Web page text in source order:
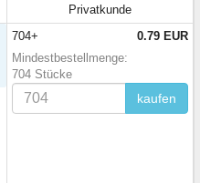
Privatkunde
704+
0.79 EUR
Mindestbestellmenge:
704 Stücke
kaufen